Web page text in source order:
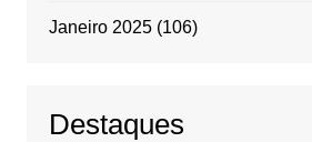
Janeiro 2025(106)
Destaques